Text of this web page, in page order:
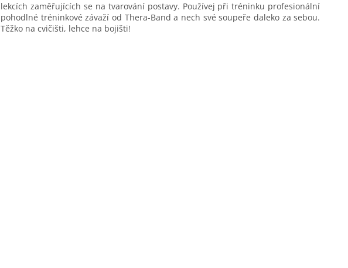
lekcích zaměřujících se na tvarování postavy. Používej při tréninku profesionální
pohodlné tréninkové závaží od Thera-Band a nech své soupeře daleko za sebou.
Těžko na cvičišti, lehce na bojišti!